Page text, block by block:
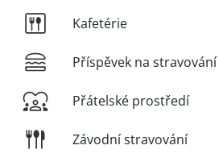
Kafetérie
Příspěvek na stravování
Přátelské prostředí
Závodní stravování